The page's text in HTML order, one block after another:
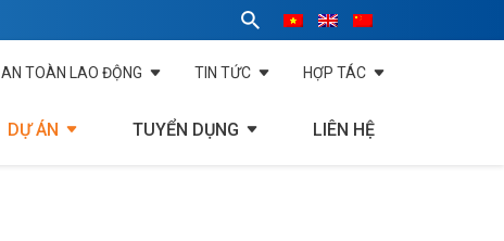
AN TOÀN LAO ĐỘNG TIN TỨC HỢP TÁC
DỰ ÁN TUYỂN DỤNG LIÊN HỆ